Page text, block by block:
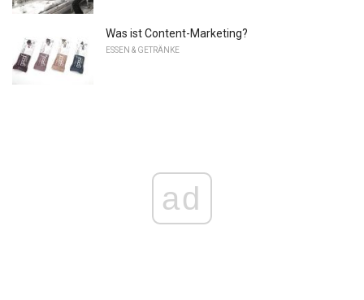
Was ist Content-Marketing?
ESSEN & GETRÄNKE
ad